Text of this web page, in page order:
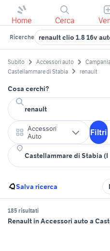
Home Cerca
Ricerche renault clio 1.8 16v
Subito Accessori auto
Castellammare di Stabia
renault
Cosa cerchi?
Accessori
Auto
Filtri
Salva ricerca
185 risultati
Renault in Accessori auto a